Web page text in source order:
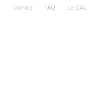
Comité
FAQ Le GAL